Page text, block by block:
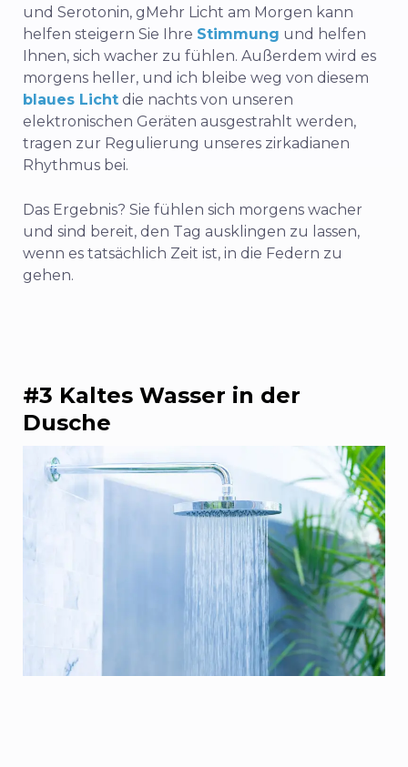
und Serotonin, gMehr Licht am Morgen kann
helfen steigern Sie Ihre Stimmung und helfen
Ihnen, sich wacher zu fühlen. Außerdem wird es
morgens heller, und ich bleibe weg von diesem
blaues Licht die nachts von unseren
elektronischen Geräten ausgestrahlt werden,
tragen zur Regulierung unseres zirkadianen
Rhythmus bei.
Das Ergebnis? Sie fühlen sich morgens wacher
und sind bereit, den Tag ausklingen zu lassen,
wenn es tatsächlich Zeit ist, in die Federn zu
gehen.
#3 Kaltes Wasser in der
Dusche